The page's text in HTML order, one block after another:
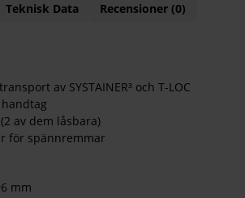
Teknisk Data Recensioner (0)
av SYSTAINER³ och T-LOC
av dem låsbara)
för spännremmar
mm